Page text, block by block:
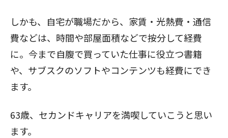
しかも、自宅が職場だから、家賃・光熱費・通信
費などは、時間や部屋面積などで按分して経費
に。今まで自腹で買っていた仕事に役立つ書籍
や、サブスクのソフトやコンテンツも経費にでき
ます。
63歳、セカンドキャリアを満喫していこうと思い
ます。